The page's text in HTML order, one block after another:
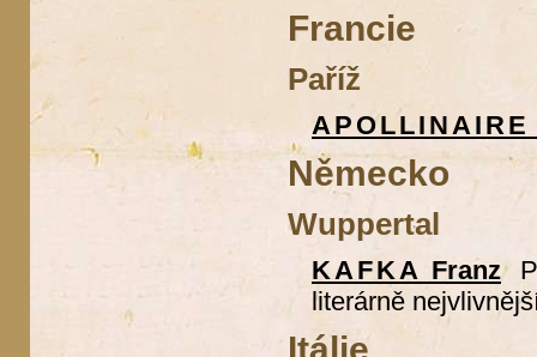
Francie
Paříž
Německo
Wuppertal
KAFKA Franz
literárně